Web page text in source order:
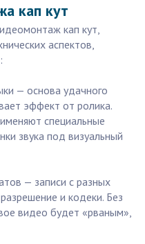
кап кут
кап кут,
аспектов,
— основа удачного
эффект от ролика.
специальные
звука под визуальный
— записи с разных
и кодеки. Без
видео будет «рваным»,